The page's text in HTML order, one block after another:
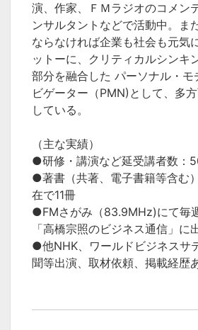
演、作家、ＦＭラジオのコメン
ンサルタントなどで活動中。ま
ならなければ企業も社会も元気
ットーに、クリティカルシンキ
部分を融合した パーソナル・モ
ビゲーター（PMN)として、多
している。
（主な実績）
●研修・講演など延受講者数：
●著書（共著、電子書籍等含む
在で11冊
●FMさがみ（83.9MHz)にて毎
「高橋宗照のビジネス通信」に
●他NHK、ワールドビジネスサ
聞等出演、取材依頼、掲載経歴